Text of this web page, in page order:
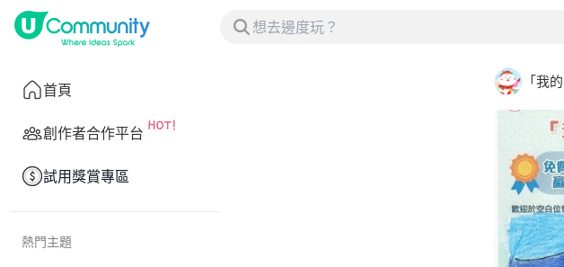
首頁
創作者合作平台
試用獎賞專區
熱門主題
「我